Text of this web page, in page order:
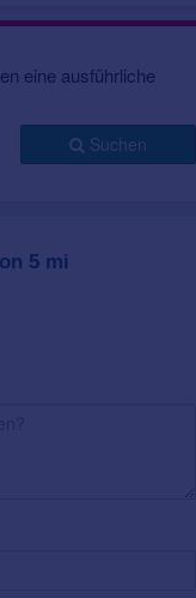
eine ausführliche
Suchen
5 mi